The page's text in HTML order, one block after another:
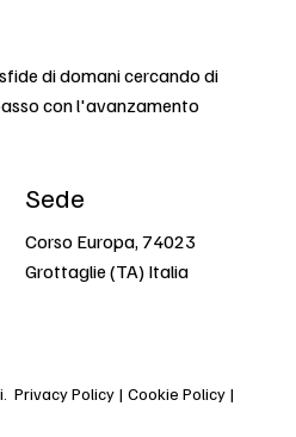
di domani cercando di
con l'avanzamento
Sede
Corso Europa, 74023
Grottaglie (TA) Italia
Privacy Policy | Cookie Policy |